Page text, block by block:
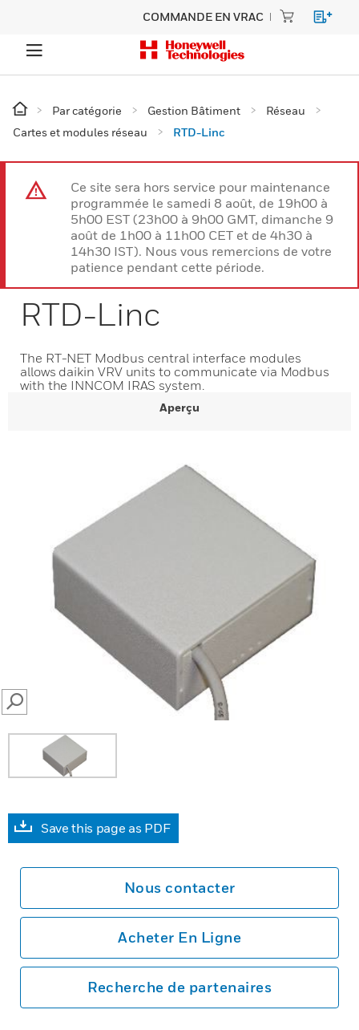
COMMANDE EN VRAC
Par catégorie Gestion Bâtiment
Réseau
Cartes et modules réseau
RTD-Linc
Ce site sera hors service pour maintenance
programmée le samedi 8 août, de 19h00 à
5h00 EST (23h00 à 9h00 GMT, dimanche 9
août de 1h00 à 11h00 CET et de 4h30 à
14h30 IST). Nous vous remercions de votre
patience pendant cette période.
RTD-Linc
The RT-NET Modbus central interface modules
allows daikin VRV units to communicate via Modbus
with the INNCOM IRAS system.
Aperçu
SEARCH
Save this page as PDF
Nous contacter
Acheter En Ligne
Recherche de partenaires